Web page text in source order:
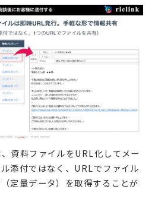
資料ファイルをURL化してメー
添付ではなく、URLでファイル
定量データ）を取得することが